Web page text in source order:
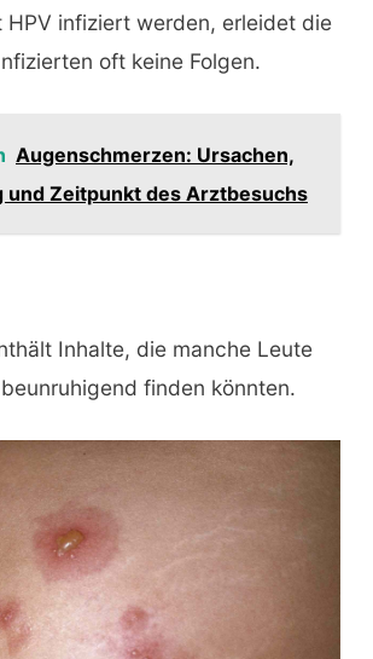
HPV infiziert werden, erleidet die
oft keine Folgen.
Augenschmerzen: Ursachen,
und Zeitpunkt des Arztbesuchs
Inhalte, die manche Leute
finden könnten.